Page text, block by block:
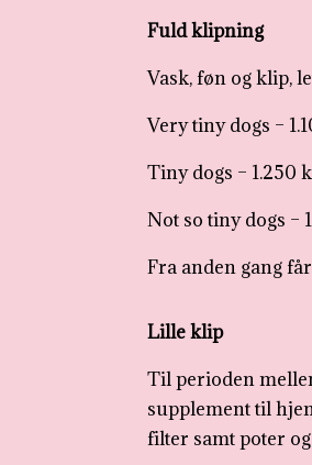
Fuld klipning
Vask, føn og klip,
Very tiny dogs –
Tiny dogs – 1.250
Not so tiny dogs –
Fra anden gang
Lille klip
Til perioden
supplement til
filter samt poter